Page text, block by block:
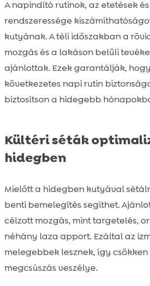
A napindító rutinok, az etetések
rendszeressége
kutyának. A téli időszakban a
mozgás és a lakáson belüli
ajánlottak. Ezek garantálják,
következetes napi rutin
biztosítson a hidegebb
Kültéri séták
hidegben
Mielőtt a hidegben kutyával
benti bemelegítés segíthet.
célzott mozgás, mint targetelés,
néhány laza apport. Ezáltal az
melegebbek lesznek, így csökken
megcsúszás veszélye.